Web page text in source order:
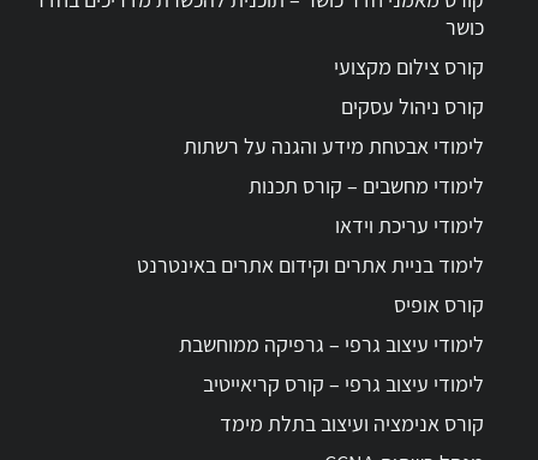
כושר
קורס צילום מקצועי
קורס ניהול עסקים
לימודי אבטחת מידע והגנה על רשתות
לימודי מחשבים – קורס תכנות
לימודי עריכת וידאו
לימוד בניית אתרים וקידום אתרים באינטרנט
קורס אופיס
לימודי עיצוב גרפי – גרפיקה ממוחשבת
לימודי עיצוב גרפי – קורס קריאייטיב
קורס אנימציה ועיצוב בתלת מימד